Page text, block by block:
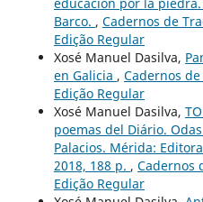
Barco. , Cadernos de
Edição Regular
Xosé Manuel Dasilva,
en Galicia , Cadernos
Edição Regular
Xosé Manuel Dasilva,
poemas del Diário.
Palacios. Mérida:
2018, 188 p. , Cadernos
Edição Regular